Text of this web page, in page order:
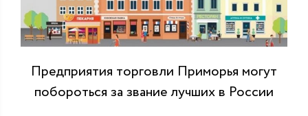
Предприятия торговли Приморья могут
побороться за звание лучших в России